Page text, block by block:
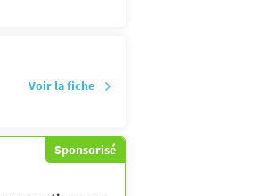
Voir la fiche
Sponsorisé